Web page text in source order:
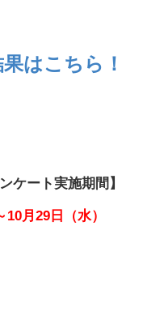
はこちら！
ケート実施期間】
月29日（水）